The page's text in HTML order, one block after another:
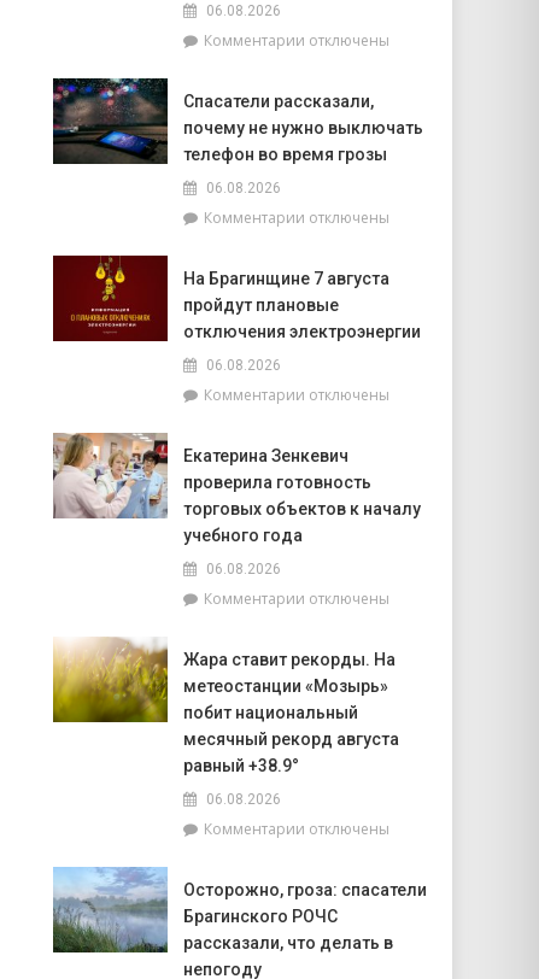
Рыбам
перегружать
себя
физически
06.08.2026
Комментариик
том,
как
ВНС
фундаментом
государственности,
кто
сейчас
впереди
кампании
как
принять
конкурсе
7
августа
отключены
Спасатели рассказали,
почему не нужно выключать
телефон во время грозы
06.08.2026
Комментариик
рассказали,
почему
не
телефон
грозы
отключены
На Брагинщине 7 августа
пройдут плановые
отключения электроэнергии
06.08.2026
Комментариик
Брагинщине
7
августа
электроэнергии
отключены
Екатерина Зенкевич
проверила готовность
торговых объектов к началу
учебного года
06.08.2026
Комментариик
Зенкевич
проверила
готовность
торговых
учебного
отключены
Жара ставит рекорды. На
метеостанции «Мозырь»
побит национальный
месячный рекорд августа
равный +38.9°
06.08.2026
Комментариик
ставит
рекорды.
На
отключены
Осторожно, гроза: спасатели
Брагинского РОЧС
рассказали, что делать в
непогоду